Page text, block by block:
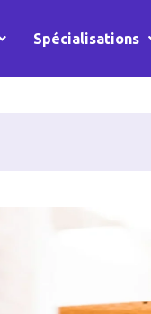
Spécialisations